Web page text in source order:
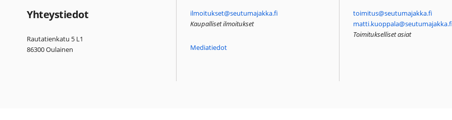
Yhteystiedot
Rautatienkatu 5 L1
86300 Oulainen
ilmoitukset@seutumajakka.fi
Kaupalliset ilmoitukset
Mediatiedot
toimitus@seutumajakka.fi
Toimitukselliset asiat